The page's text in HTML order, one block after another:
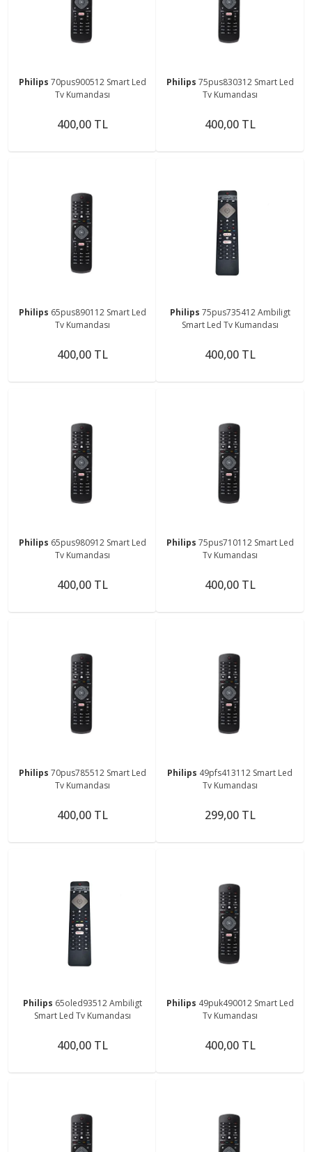
Philips 70pus900512 Smart Led
Tv Kumandası
400,00 TL
Philips 75pus830312 Smart Led
Tv Kumandası
400,00 TL
Philips 65pus890112 Smart Led
Tv Kumandası
400,00 TL
Philips 75pus735412 Ambiligt
Smart Led Tv Kumandası
400,00 TL
Philips 65pus980912 Smart Led
Tv Kumandası
400,00 TL
Philips 75pus710112 Smart Led
Tv Kumandası
400,00 TL
Philips 70pus785512 Smart Led
Tv Kumandası
400,00 TL
Philips 49pfs413112 Smart Led
Tv Kumandası
299,00 TL
Philips 65oled93512 Ambiligt
Smart Led Tv Kumandası
400,00 TL
Philips 49puk490012 Smart Led
Tv Kumandası
400,00 TL